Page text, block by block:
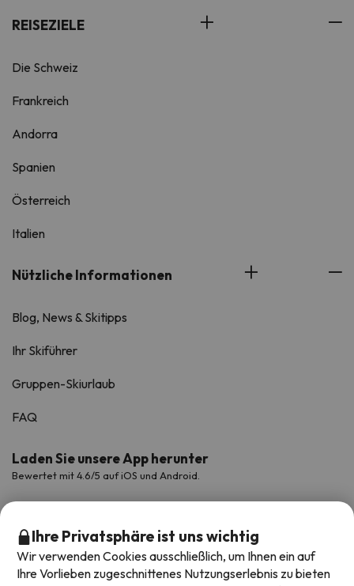
REISEZIELE
Die Schweiz
Frankreich
Andorra
Spanien
Österreich
Italien
Nützliche Informationen
Blog, News & Skitipps
Ihr Skiführer
Gruppen-Skiurlaub
FAQ
Laden Sie unsere App herunter
Bewertet mit 4.6/5 auf iOS und Android.
Ihre Privatsphäre ist uns wichtig
Wir verwenden Cookies ausschließlich, um Ihnen ein auf
Ihre Vorlieben zugeschnittenes Nutzungserlebnis zu bieten